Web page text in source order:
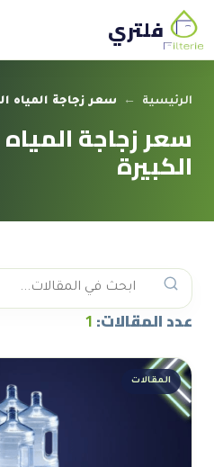
فلتري
الرئيسية ← سعر زجاجة المياه
سعر زجاجة
الكبيرة
عدد المقالات:1
المقالات